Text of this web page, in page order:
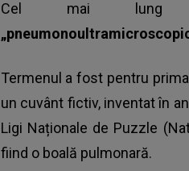
Cel mai lung
Termenul a fost pentru
un cuvânt fictiv, inventat în
Ligi Naționale de Puzzle
fiind o boală pulmonară.